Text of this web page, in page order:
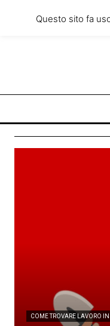
Tuesday, August 4, 2026
COME TROVARE LAVORO
Questo sito fa